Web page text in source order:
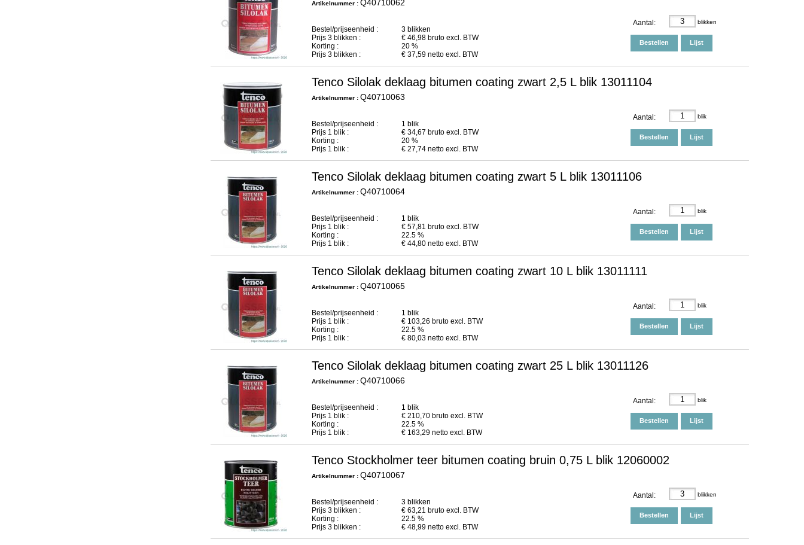
Artikelnummer : Q40710062
Bestel/prijseenheid :
3 blikken
Prijs 3 blikken : € 46,98 bruto excl. BTW
Korting :
20 %
Prijs 3 blikken : € 37,59 netto excl. BTW
Aantal: blikken
Bestellen Lijst
Tenco Silolak deklaag bitumen coating zwart 2,5 L blik 13011104
Artikelnummer : Q40710063
Bestel/prijseenheid :
1 blik
Prijs 1 blik : € 34,67 bruto excl. BTW
Korting :
20 %
Prijs 1 blik : € 27,74 netto excl. BTW
Aantal: blik
Bestellen Lijst
Tenco Silolak deklaag bitumen coating zwart 5 L blik 13011106
Artikelnummer : Q40710064
Bestel/prijseenheid :
1 blik
Prijs 1 blik : € 57,81 bruto excl. BTW
Korting :
22.5 %
Prijs 1 blik : € 44,80 netto excl. BTW
Aantal: blik
Bestellen Lijst
Tenco Silolak deklaag bitumen coating zwart 10 L blik 13011111
Artikelnummer : Q40710065
Bestel/prijseenheid :
1 blik
Prijs 1 blik : € 103,26 bruto excl. BTW
Korting :
22.5 %
Prijs 1 blik : € 80,03 netto excl. BTW
Aantal: blik
Bestellen Lijst
Tenco Silolak deklaag bitumen coating zwart 25 L blik 13011126
Artikelnummer : Q40710066
Bestel/prijseenheid :
1 blik
Prijs 1 blik : € 210,70 bruto excl. BTW
Korting :
22.5 %
Prijs 1 blik : € 163,29 netto excl. BTW
Aantal: blik
Bestellen Lijst
Tenco Stockholmer teer bitumen coating bruin 0,75 L blik 12060002
Artikelnummer : Q40710067
Bestel/prijseenheid :
3 blikken
Prijs 3 blikken : € 63,21 bruto excl. BTW
Korting :
22.5 %
Prijs 3 blikken : € 48,99 netto excl. BTW
Aantal: blikken
Bestellen Lijst